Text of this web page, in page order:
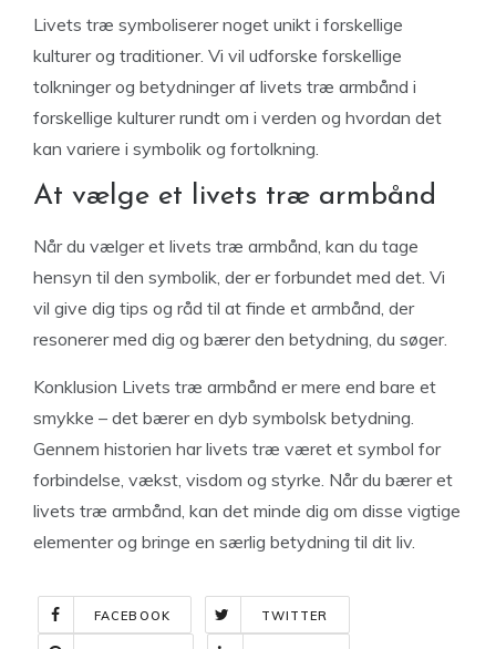
Livets træ symboliserer noget unikt i forskellige
kulturer og traditioner. Vi vil udforske forskellige
tolkninger og betydninger af livets træ armbånd i
forskellige kulturer rundt om i verden og hvordan det
kan variere i symbolik og fortolkning.
At vælge et livets træ armbånd
Når du vælger et livets træ armbånd, kan du tage
hensyn til den symbolik, der er forbundet med det. Vi
vil give dig tips og råd til at finde et armbånd, der
resonerer med dig og bærer den betydning, du søger.
Konklusion Livets træ armbånd er mere end bare et
smykke – det bærer en dyb symbolsk betydning.
Gennem historien har livets træ været et symbol for
forbindelse, vækst, visdom og styrke. Når du bærer et
livets træ armbånd, kan det minde dig om disse vigtige
elementer og bringe en særlig betydning til dit liv.
FACEBOOK TWITTER